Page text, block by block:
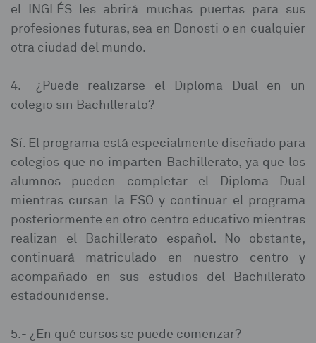
el INGLÉS les abrirá muchas puertas para sus
profesiones futuras, sea en Donosti o en cualquier
otra ciudad del mundo.
4.- ¿Puede realizarse el Diploma Dual en un
colegio sin Bachillerato?⁣
Sí. El programa está especialmente diseñado para
colegios que no imparten Bachillerato, ya que los
alumnos pueden completar el Diploma Dual
mientras cursan la ESO y continuar el programa
posteriormente en otro centro educativo mientras
realizan el Bachillerato español. No obstante,
continuará matriculado en nuestro centro y
acompañado en sus estudios del Bachillerato
estadounidense.⁣
5.- ¿En qué cursos se puede comenzar?⁣